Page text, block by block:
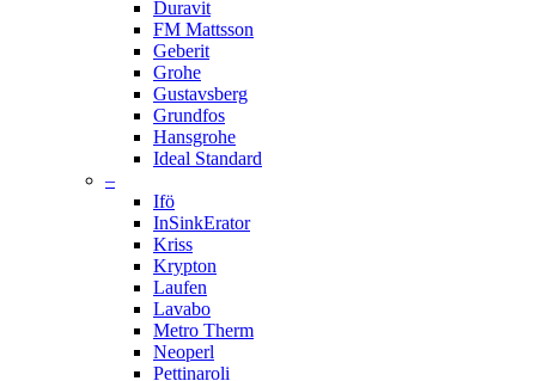
Duravit
FM Mattsson
Geberit
Grohe
Gustavsberg
Grundfos
Hansgrohe
Ideal Standard
–
Ifö
InSinkErator
Kriss
Krypton
Laufen
Lavabo
Metro Therm
Neoperl
Pettinaroli